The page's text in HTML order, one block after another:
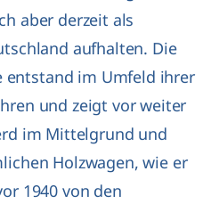
aber derzeit als
aufhalten. Die
entstand im Umfeld ihrer
und zeigt vor weiter
im Mittelgrund und
Holzwagen, wie er
1940 von den